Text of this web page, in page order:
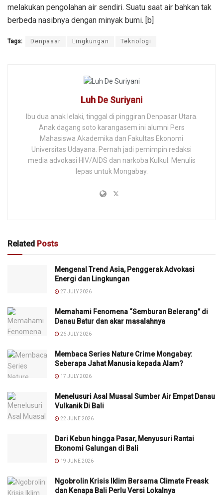
melakukan pengolahan air sendiri. Suatu saat air bahkan tak
berbeda nasibnya dengan minyak bumi. [b]
Tags: Denpasar Lingkungan Teknologi
Luh De Suriyani
Ibu dua anak lelaki, tinggal di pinggiran Denpasar Utara.
Anak dagang soto karangasem ini alumni Pers
Mahasiswa Akademika dan Fakultas Ekonomi
Universitas Udayana. Pernah jadi pemimpin redaksi
media advokasi HIV/AIDS dan narkoba Kulkul. Menulis
lepas untuk Mongabay.
Related Posts
Mengenal Trend Asia, Penggerak Advokasi
Energi dan Lingkungan
27 JULY 2026
Memahami Fenomena “Semburan Belerang” di
Danau Batur dan akar masalahnya
26 JULY 2026
Membaca Series Nature Crime Mongabay:
Seberapa Jahat Manusia kepada Alam?
17 JULY 2026
Menelusuri Asal Muasal Sumber Air Empat Danau
Vulkanik Di Bali
22 JUNE 2026
Dari Kebun hingga Pasar, Menyusuri Rantai
Ekonomi Galungan di Bali
19 JUNE 2026
Ngobrolin Krisis Iklim Bersama Climate Freask
dan Kenapa Bali Perlu Versi Lokalnya